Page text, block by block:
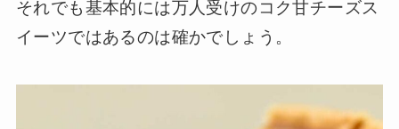
それでも基本的には万人受けのコク甘チーズス
イーツではあるのは確かでしょう。